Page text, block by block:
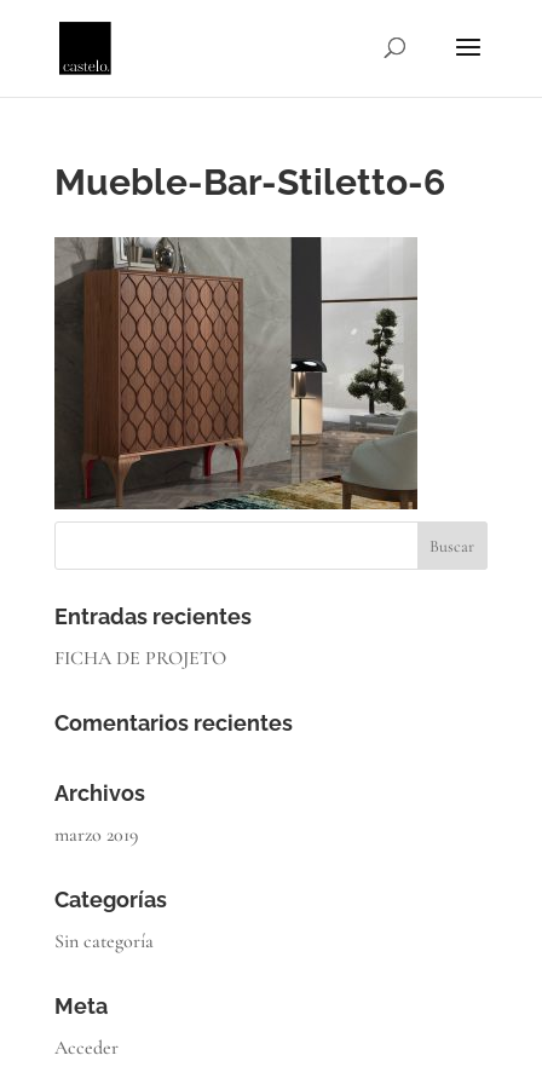
Mueble-Bar-Stiletto-6
Entradas recientes
FICHA DE PROJETO
Comentarios recientes
Archivos
marzo 2019
Categorías
Sin categoría
Meta
Acceder